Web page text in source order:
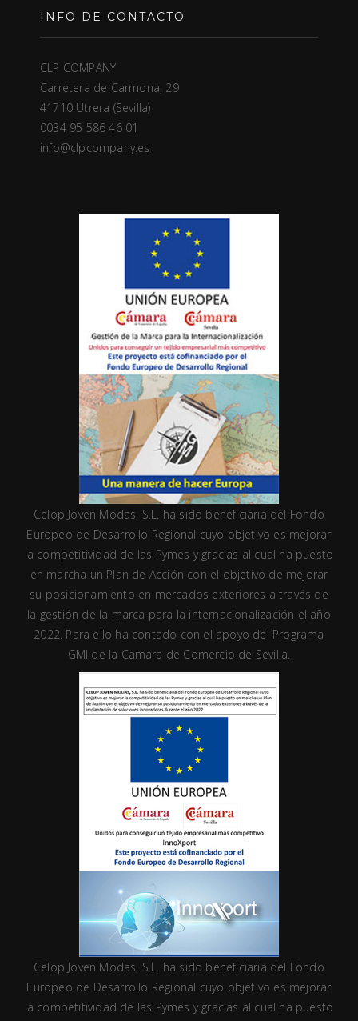
INFO DE CONTACTO
CLP COMPANY
Carretera de Carmona, 29
41710 Utrera (Sevilla)
0034 95 586 46 01
info@clpcompany.es
Celop Joven Modas, S.L. ha sido beneficiaria del Fondo
Europeo de Desarrollo Regional cuyo objetivo es mejorar
la competitividad de las Pymes y gracias al cual ha puesto
en marcha un Plan de Acción con el objetivo de mejorar
su posicionamiento en mercados exteriores a través de
la gestión de la marca para la internacionalización el año
2022. Para ello ha contado con el apoyo del Programa
GMI de la Cámara de Comercio de Sevilla.
Celop Joven Modas, S.L. ha sido beneficiaria del Fondo
Europeo de Desarrollo Regional cuyo objetivo es mejorar
la competitividad de las Pymes y gracias al cual ha puesto